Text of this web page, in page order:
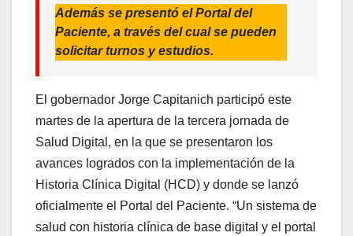
Además se presentó elPortal del
Paciente, a través del cual se pueden
solicitar turnos y estudios.
El gobernador Jorge Capitanich participó este
martes de la apertura de la tercera jornada de
Salud Digital, en la que se presentaron los
avances logrados con la implementación de la
Historia Clínica Digital (HCD) y donde se lanzó
oficialmente el Portal del Paciente. “Un sistema de
salud con historia clínica de base digital y el portal